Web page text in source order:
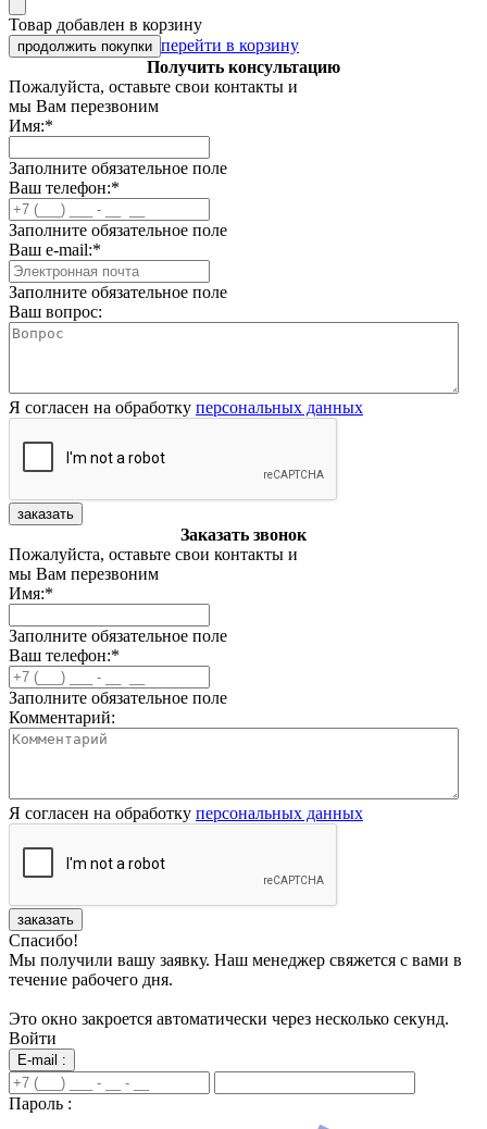
Товар добавлен в корзину
продолжить покупки перейти в корзину
Получить консультацию
Пожалуйста, оставьте свои контакты и
мы Вам перезвоним
Имя:*
Заполните обязательное поле
Ваш телефон:*
Заполните обязательное поле
Ваш e-mail:*
Заполните обязательное поле
Ваш вопрос:
Я согласен на обработку персональных данных
заказать
Заказать звонок
Пожалуйста, оставьте свои контакты и
мы Вам перезвоним
Имя:*
Заполните обязательное поле
Ваш телефон:*
Заполните обязательное поле
Комментарий:
Я согласен на обработку персональных данных
заказать
Спасибо!
Мы получили вашу заявку. Наш менеджер свяжется с вами в
течение рабочего дня.
Это окно закроется автоматически через несколько секунд.
Войти
E-mail :
Пароль :